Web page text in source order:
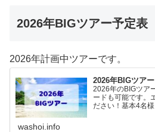
2026年BIGツアー予定表
2026年計画中ツアーです。
2026年BIGツアー
2026年のBIGツア
ードも可能です。
ださい！基本4名
（12.19更新）ダ
washoi.info